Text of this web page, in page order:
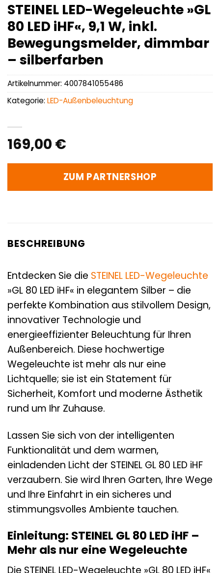
STEINEL LED-Wegeleuchte »GL
80 LED iHF«, 9,1 W, inkl.
Bewegungsmelder, dimmbar
– silberfarben
169,00 €
ZUM PARTNERSHOP
Artikelnummer: 4007841055486
Kategorie: LED-Außenbeleuchtung
BESCHREIBUNG
Entdecken Sie die STEINEL LED-Wegeleuchte
»GL 80 LED iHF« in elegantem Silber – die
perfekte Kombination aus stilvollem Design,
innovativer Technologie und
energieeffizienter Beleuchtung für Ihren
Außenbereich. Diese hochwertige
Wegeleuchte ist mehr als nur eine
Lichtquelle; sie ist ein Statement für
Sicherheit, Komfort und moderne Ästhetik
rund um Ihr Zuhause.
Lassen Sie sich von der intelligenten
Funktionalität und dem warmen,
einladenden Licht der STEINEL GL 80 LED iHF
verzaubern. Sie wird Ihren Garten, Ihre Wege
und Ihre Einfahrt in ein sicheres und
stimmungsvolles Ambiente tauchen.
Einleitung: STEINEL GL 80 LED iHF –
Mehr als nur eine Wegeleuchte
Die STEINEL LED-Wegeleuchte »GL 80 LED iHF«